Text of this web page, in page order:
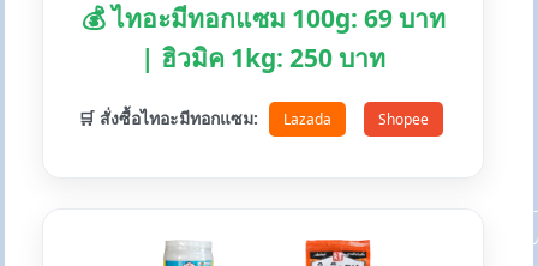
💰 ไทอะมีทอกแซม 100g: 69 บาท
| ฮิวมิค 1kg: 250 บาท
🛒 สั่งซื้อไทอะมีทอกแซม: Lazada Shopee